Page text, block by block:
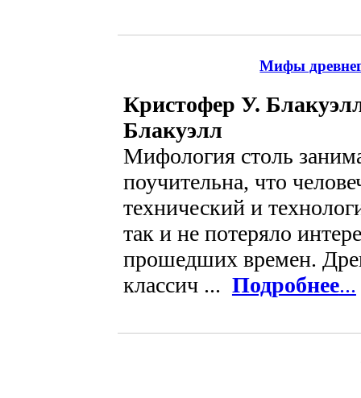
Мифы
Кристофер У.
Блакуэлл
Мифология столь
поучительна, что
технический и
так и не потеряло
прошедших времен.
классич ... Подробнее...